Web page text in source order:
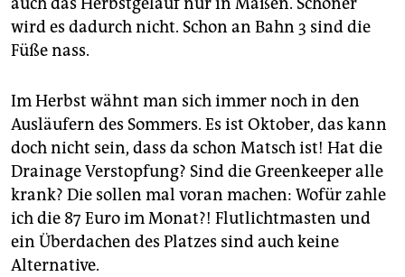
wird es dadurch nicht. Schon an Bahn 3 sind die
Füße nass.
Im Herbst wähnt man sich immer noch in den
Ausläufern des Sommers. Es ist Oktober, das kann
doch nicht sein, dass da schon Matsch ist! Hat die
Drainage Verstopfung? Sind die Greenkeeper alle
krank? Die sollen mal voran machen: Wofür zahle
ich die 87 Euro im Monat?! Flutlichtmasten und
ein Überdachen des Platzes sind auch keine
Alternative.